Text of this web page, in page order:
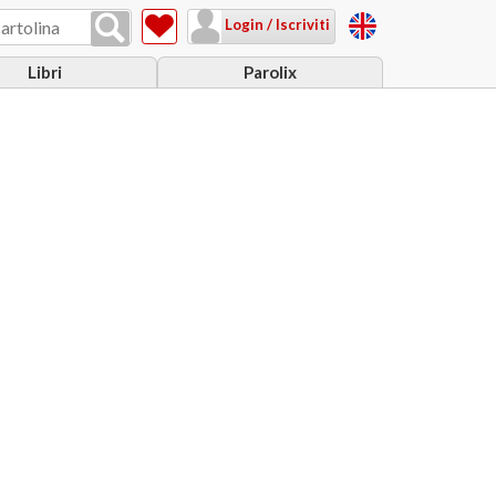
Login / Iscriviti
Libri Parolix